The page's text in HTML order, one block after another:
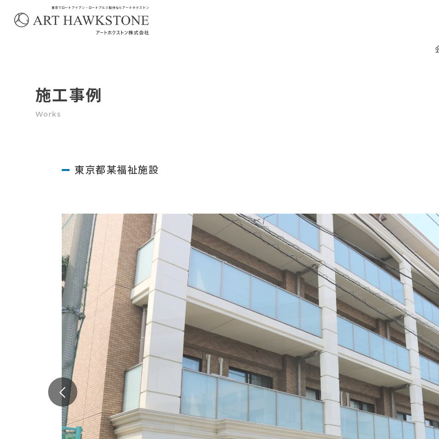
東京でロートアイアン・ロートアルミ製作ならアートホクストン
施工事例
東京都某福祉施設
Previous